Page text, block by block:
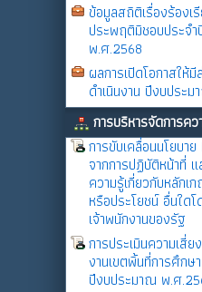
ข้อมูลสถิติเรื่องร้องเ
ประพฤติมิชอบประจ
พ.ศ.2568
ผลการเปิดโอกาสให้
ดำเนินงาน ปีงบประ
การบริหารจัดการค
การขับเคลื่อนนโยบา
จากการปฏิบัติหน้าที่ แ
ความรู้เกี่ยวกับหลัก
หรือประโยชน์ อื่นใด
เจ้าพนักงานของรัฐ
การประเมินความเสี่
งานเขตพิ้นที่การศึกษ
ปีงบประมาณ พ.ศ